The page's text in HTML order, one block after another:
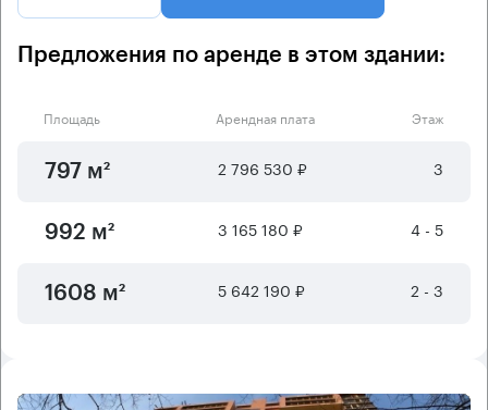
Предложения по аренде в этом здании:
Площадь Арендная плата Этаж
797 м² 2 796 530 ₽ 3
992 м² 3 165 180 ₽ 4 - 5
1608 м² 5 642 190 ₽ 2 - 3